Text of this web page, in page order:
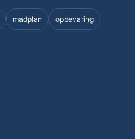
madplan opbevaring